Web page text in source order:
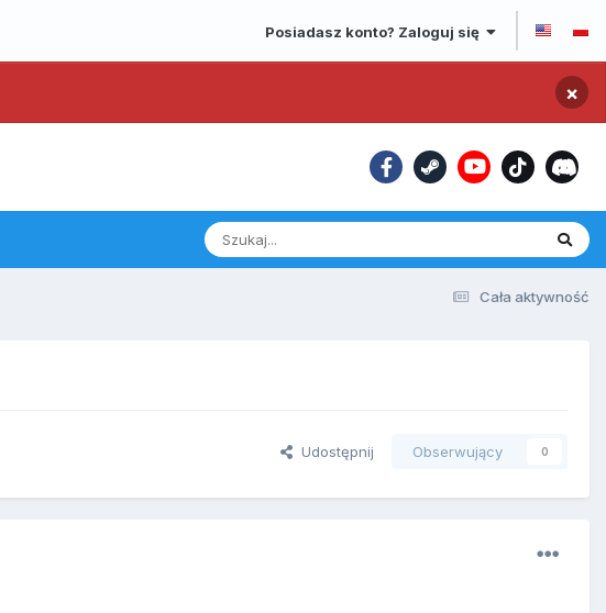
Posiadasz konto? Zaloguj się
×
Cała aktywność
Udostępnij Obserwujący 0